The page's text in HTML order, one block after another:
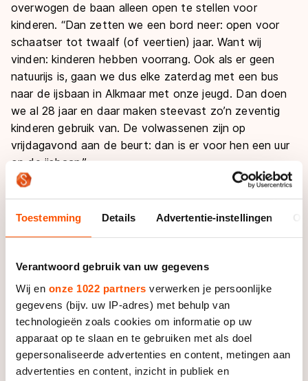
Toestemming Details Advertentie-instellingen
Verantwoord gebruik van uw gegevens
Wij en onze 1022 partners verwerken je persoonlijke
gegevens (bijv. uw IP-adres) met behulp van
technologieën zoals cookies om informatie op uw
apparaat op te slaan en te gebruiken met als doel
gepersonaliseerde advertenties en content, metingen aan
advertenties en content, inzicht in publiek en
overwogen de baan alleen open te stellen voor
kinderen. “Dan zetten we een bord neer: open voor
schaatser tot twaalf (of veertien) jaar. Want wij
vinden: kinderen hebben voorrang. Ook als er geen
natuurijs is, gaan we dus elke zaterdag met een bus
naar de ijsbaan in Alkmaar met onze jeugd. Dan doen
we al 28 jaar en daar maken steevast zo’n zeventig
kinderen gebruik van. De volwassenen zijn op
vrijdagavond aan de beurt: dan is er voor hen een uur
op de ijsbaan.”
Deze uren op kunstijs huurt de club sowieso tot de
kerst. “Daarna bekijken we: is er een kans op natuurijs,
verplaatsen we de (jeugd)lessen ook naar de
landijsbaan. Want dat is altijd leuker! Al hebben we de
afgelopen winter meer sneeuw moeten ruimen dan dat
we er konden schaatsen...”
In Sint Pancras zijn inwoners per gezin lid van de
ijsclub. “Ons dorp is verdeeld in 32 wijken en wij